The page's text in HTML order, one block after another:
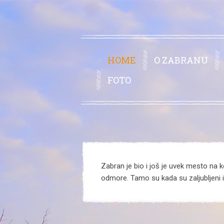
HOME
O ZABRANU
FOTO
Zabran je bio i još je uvek mesto na
odmore. Tamo su kada su zaljubljeni